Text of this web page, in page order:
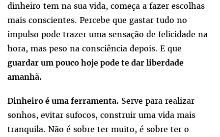
dinheiro tem na sua vida, começa a fazer escolhas
mais conscientes. Percebe que gastar tudo no
impulso pode trazer uma sensação de felicidade na
hora, mas peso na consciência depois. E que
guardar um pouco hoje pode te dar liberdade
amanhã.
Dinheiro é uma ferramenta. Serve para realizar
sonhos, evitar sufocos, construir uma vida mais
tranquila. Não é sobre ter muito, é sobre ter o